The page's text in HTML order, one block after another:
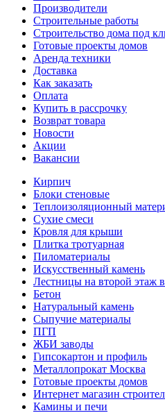
Производители
Строительные работы
Строительство дома под
Готовые проекты домов
Аренда техники
Доставка
Как заказать
Оплата
Купить в рассрочку
Возврат товара
Новости
Акции
Вакансии
Кирпич
Блоки стеновые
Теплоизоляционный
Сухие смеси
Кровля для крыши
Плитка тротуарная
Пиломатериалы
Искусственный камень
Лестницы на второй этаж
Бетон
Натуральный камень
Сыпучие материалы
ПГП
ЖБИ заводы
Гипсокартон и профиль
Металлопрокат Москва
Готовые проекты домов
Интернет магазин
Камины и печи